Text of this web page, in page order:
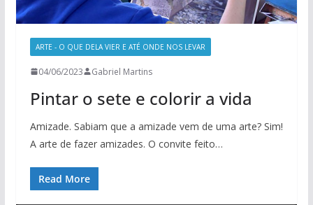
ARTE - O QUE DELA VIER E ATÉ ONDE NOS LEVAR
04/06/2023 Gabriel Martins
Pintar o sete e colorir a vida
Amizade. Sabiam que a amizade vem de uma arte? Sim!
A arte de fazer amizades. O convite feito…
Read More